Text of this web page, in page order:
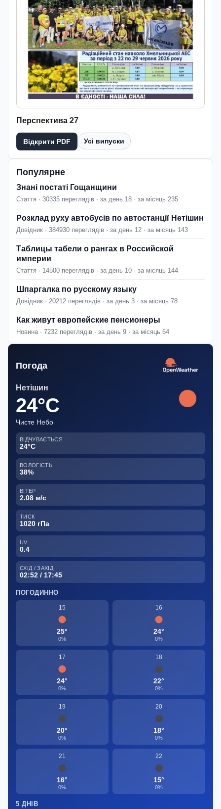
Перспектива 27
Відкрити PDF Усі випуски
Популярне
Знані постаті Гощанщини
Стаття · 30335 переглядів · за день 18 · за місяць 235
Розклад руху автобусів по автостанції Нетішин
Довідник · 384930 переглядів · за день 12 · за місяць 143
Таблицы табели о рангах в Российской
империи
Стаття · 14500 переглядів · за день 10 · за місяць 144
Шпаргалка по русскому языку
Довідник · 20212 переглядів · за день 3 · за місяць 78
Как живут европейские пенсионеры
Новина · 7232 переглядів · за день 9 · за місяць 64
Погода
Нетішин
24°C
Чисте Небо
ВІДЧУВАЄТЬСЯ
24°C
ВОЛОГІСТЬ
38%
ВІТЕР
2.08 м/с
ТИСК
1020 гПа
UV
0.4
СХІД / ЗАХІД
02:52 / 17:45
ПОГОДИННО
15
25°
0%
16
24°
0%
17
24°
0%
18
22°
0%
19
20°
0%
20
18°
0%
21
16°
0%
22
15°
0%
5 ДНІВ